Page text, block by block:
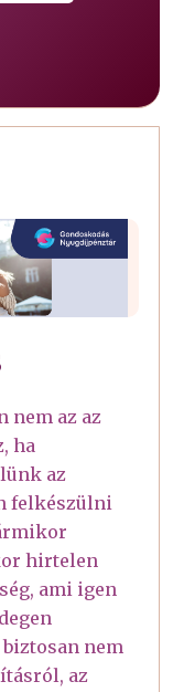
nem az az
ha
az
felkészülni
hirtelen
ami igen
nem
az